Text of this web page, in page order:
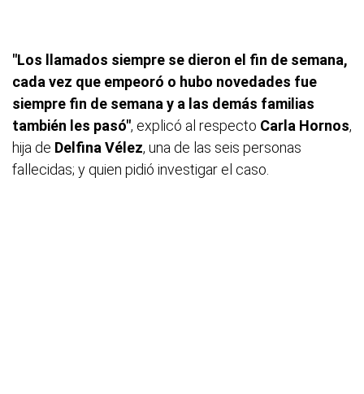
"Los llamados siempre se dieron el fin de semana,
cada vez que empeoró o hubo novedades fue
siempre fin de semana y a las demás familias
también les pasó", explicó al respecto Carla Hornos,
hija de Delfina Vélez, una de las seis personas
fallecidas; y quien pidió investigar el caso.